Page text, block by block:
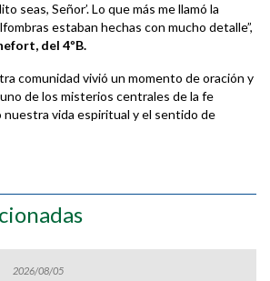
seas, Señor’. Lo que más me llamó la
estaban hechas con mucho detalle”,
del 4ºB.
comunidad vivió un momento de oración y
de los misterios centrales de la fe
vida espiritual y el sentido de
2026/08/05